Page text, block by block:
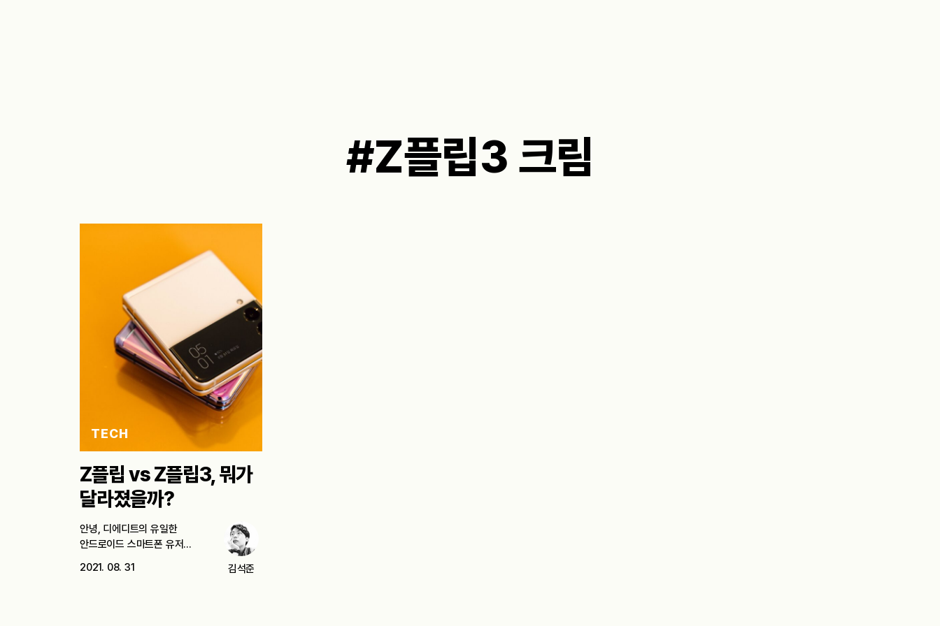
#Z플립3 크림
TECH
Z플립 vs Z플립3, 뭐가
달라졌을까?
안녕, 디에디트의 유일한
안드로이드 스마트폰 유저
갤럭시…
2021. 08. 31 김석준